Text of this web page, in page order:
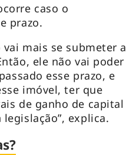
caso o
prazo.
mais se submeter a
ele não vai poder
esse prazo, e
imóvel, ter que
de ganho de capital
explica.